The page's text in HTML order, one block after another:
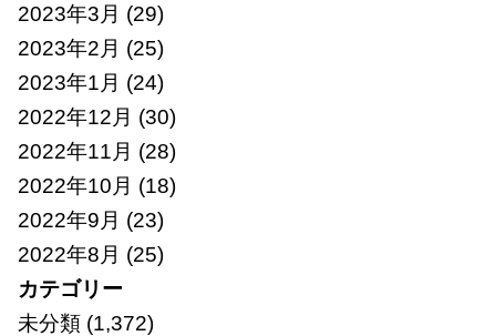
2023年3月 (29)
2023年2月 (25)
2023年1月 (24)
2022年12月 (30)
2022年11月 (28)
2022年10月 (18)
2022年9月 (23)
2022年8月 (25)
カテゴリー
未分類(1,372)